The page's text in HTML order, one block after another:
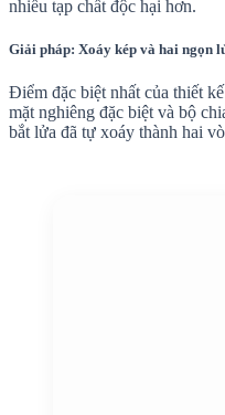
nhiều tạp chất độc hại hơn.
Giải pháp: Xoáy kép và hai ngọn
Điểm đặc biệt nhất của thiết
mặt nghiêng đặc biệt và bộ
bắt lửa đã tự xoáy thành hai